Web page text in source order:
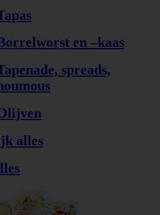
en –kaas
spreads,
alles